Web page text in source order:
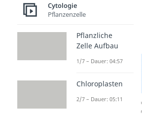
Nach Beantwortung
Studyflix zu verbessern.
Cytologie
Pflanzenzelle
Pflanzliche
Zelle Aufbau
1/7 – Dauer: 04:57
Chloroplasten
2/7 – Dauer: 05:11